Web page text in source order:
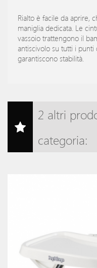
Rialto è facile da aprire,
maniglia dedicata. Le
vassoio trattengono il
antiscivolo su tutti i
garantiscono stabilità.
2 altri
categoria: